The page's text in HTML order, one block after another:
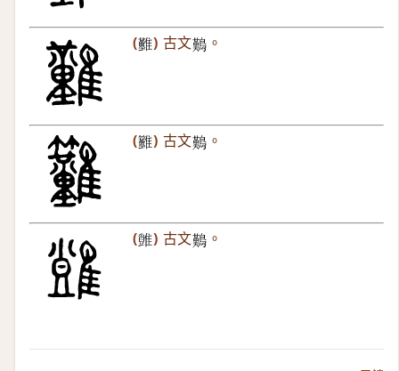
(𩁪 ) 古文𪄿 。
(𩁳 ) 古文𪄿 。
(𩀙 ) 古文𪄿 。